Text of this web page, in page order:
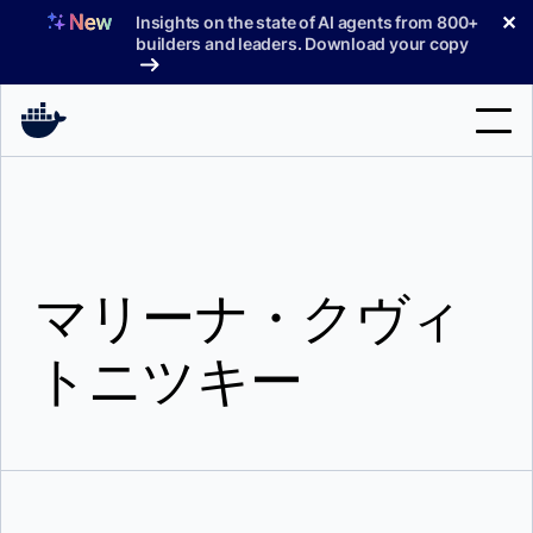
へ
Insights on the state of AI agents from 800+
builders and leaders. Download your copy
✕
料金プラン
ブログ
マリーナ・クヴィ
トニツキー